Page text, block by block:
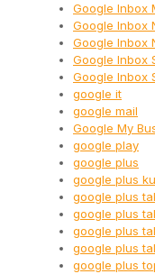
Google Inbox
Google Inbox
Google Inbox
Google Inbox
Google Inbox
google it
google mail
Google My
google play
google plus
google plus
google plus
google plus
google plus
google plus
google plus